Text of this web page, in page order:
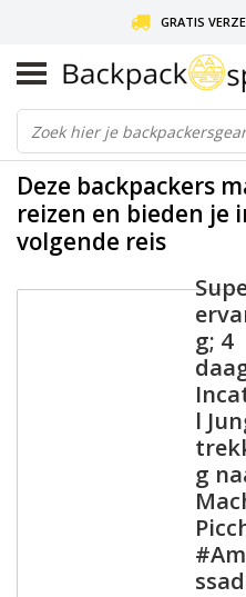
GRATIS
LIEFDE
30 DAGEN
Deze backpackers
reizen en bieden je
volgende reis
g; 4
l
g